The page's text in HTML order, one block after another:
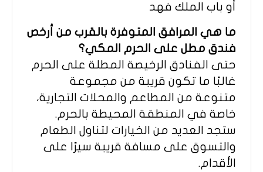
أو باب الملك فهد
ما هي المرافق المتوفرة بالقرب من أرخص
فندق مطل على الحرم المكي؟
حتى الفنادق الرخيصة المطلة على الحرم
غالبًا ما تكون قريبة من مجموعة
متنوعة من المطاعم والمحلات التجارية،
خاصة في المنطقة المحيطة بالحرم.
ستجد العديد من الخيارات لتناول الطعام
والتسوق على مسافة قريبة سيرًا على
الأقدام.